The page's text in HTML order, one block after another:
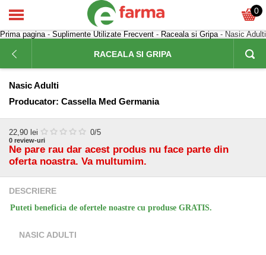
0
Prima pagina- Suplimente Utilizate Frecvent - Raceala si Gripa- Nasic Adulti
RACEALA SI GRIPA
Nasic Adulti
Producator: Cassella Med Germania
22,90 lei 0/5
0 review-uri
Ne pare rau dar acest produs nu face parte din
oferta noastra. Va multumim.
DESCRIERE
Puteti beneficia de ofertele noastre cu produse GRATIS.
NASIC ADULTI